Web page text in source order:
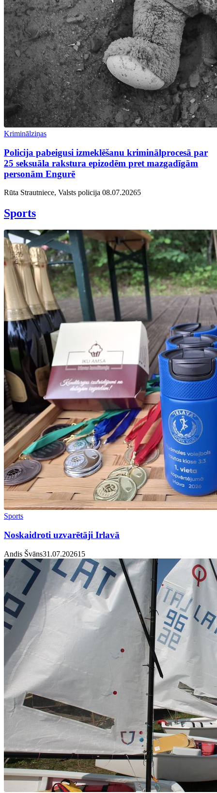
Kriminālziņas
Policija pabeigusi izmeklēšanu kriminālprocesā par
25 seksuāla rakstura epizodēm pret mazgadīgām
personām Engurē
Rūta Strautniece, Valsts policija 08.07.20265
Sports
Sports
Noskaidroti uzvarētāji Irlavā
Andis Švāns31.07.20261 5